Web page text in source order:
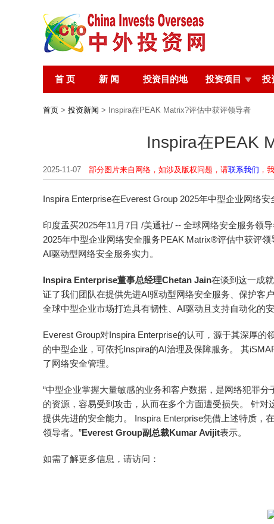
首 页 新 闻 投资目的地 投资项目 投
首页 > 投资新闻 > Inspira在PEAK Matrix?评估中获评领导者
Inspira在PEAK
2025-11-07 部分图片来自网络，如涉及版权问题，请联系我们 ，
Inspira Enterprise在Everest Group 2025年中型企业网络
印度孟买2025年11月7日 /美通社/ -- 全球网络安全服务领
2025年中型企业网络安全服务PEAK Matrix®评估中获评
AI驱动型网络安全服务实力。
Inspira Enterprise董事总经理Chetan Jain在谈到这一成
证了我们团队在提供先进AI驱动型网络安全服务、保护客
全球中型企业市场打造具有韧性、AI驱动且支持自动化的
Everest Group对Inspira Enterprise的认可，源于其深厚
的中型企业，可依托Inspira的AI治理及保障服务。 其
了网络安全管理。
“中型企业掌握大量敏感的业务和客户数据，是网络犯罪
的资源，容易受到攻击，从而在多个方面遭受损失。 针
提供先进的安全能力。 Inspira Enterprise凭借上述特质，
领导者。”Everest Group副总裁Kumar Avijit表示。
如需了解更多信息，请访问：